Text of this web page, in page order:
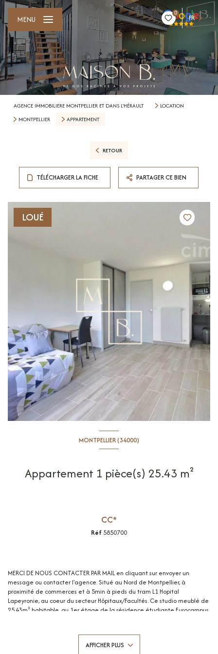
0
FR
MENU
AGENCE IMMOBILIERE MONTPELLIER ET DANS L'HÉRAULT
LOCATION
MONTPELLIER
APPARTEMENT
RETOUR
TÉLÉCHARGER LA FICHE PARTAGER CE BIEN
LOUÉ
MONTPELLIER (34000)
Appartement 1 pièce(s) 25.43 m²
CC*
Réf 5850700
MERCI DE NOUS CONTACTER PAR MAIL en cliquant sur envoyer un
message ou contacter l'agence. Situé au Nord de Montpellier, à
proximité de commerces et à 5min à pieds du tram L1 Hopital
Lapeyronie, au coeur du secteur Hôpitaux/Facultés. Ce studio meublé de
25.43m² habitable, au 1er étage de la résidence étudiante Eurocampus
double vitrage, résidence sécurisée, nombreux stationnements libres,
interphone. Loyer: 508€/mois dont 82€ de charges (eau froide/chaude +
AFFICHER PLUS